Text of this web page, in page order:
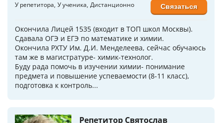
У репетитора У ученика Дистанционно
Окончила Лицей 1535 (входит в ТОП школ Москвы).
Сдавала ОГЭ и ЕГЭ по математике и химии.
Окончила РХТУ Им. Д.И. Менделеева, сейчас обучаюсь
там же в магистратуре- химик-технолог.
Буду рада помочь в изучении химии- понимание
предмета и повышение успеваемости (8-11 класс),
подготовка к контроль...
Связаться
Репетитор Святослав